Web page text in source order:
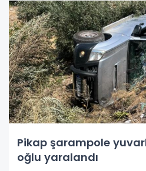
Pikap şarampole
oğlu yaralandı